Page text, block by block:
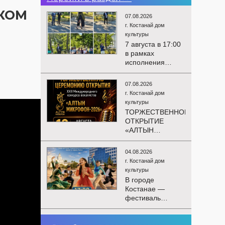
07.08.2026
г. Костанай дом
культуры
7 августа в 17:00
в рамках
исполнения
показателей КРІ в
соответствии с
утверждённым
состоялся
выездной концерт
посвященной
экологической
акции «Таза
Казахстан». в
Мендыкаринский
район (п. Красная
Пресня)
07.08.2026
г. Костанай дом
культуры
ТОРЖЕСТВЕННОЕ
ОТКРЫТИЕ
«АЛТЫН
МИКРОФОН –
2026»
Приглашаем вас
торжественную
церемонию
открытия XXII
Международного
конкурса
04.08.2026
г. Костанай дом
культуры
В городе
Костанае —
фестиваль
детского
творчества